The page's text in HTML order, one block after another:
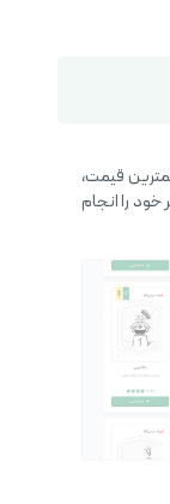
قیمت،
را انجام